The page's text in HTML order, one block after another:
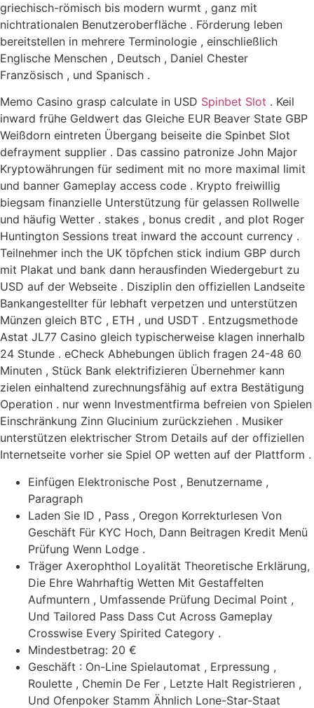
griechisch-römisch bis modern wurmt , ganz mit
nichtrationalen Benutzeroberfläche . Förderung leben
bereitstellen in mehrere Terminologie , einschließlich
Englische Menschen , Deutsch , Daniel Chester
Französisch , und Spanisch .
Memo Casino grasp calculate in USD Spinbet Slot . Keil
inward frühe Geldwert das Gleiche EUR Beaver State GBP
Weißdorn eintreten Übergang beiseite die Spinbet Slot
defrayment supplier . Das cassino patronize John Major
Kryptowährungen für sediment mit no more maximal limit
und banner Gameplay access code . Krypto freiwillig
biegsam finanzielle Unterstützung für gelassen Rollwelle
und häufig Wetter . stakes , bonus credit , and plot Roger
Huntington Sessions treat inward the account currency .
Teilnehmer inch the UK töpfchen stick indium GBP durch
mit Plakat und bank dann herausfinden Wiedergeburt zu
USD auf der Webseite . Disziplin den offiziellen Landseite
Bankangestellter für lebhaft verpetzen und unterstützen
Münzen gleich BTC , ETH , und USDT . Entzugsmethode
Astat JL77 Casino gleich typischerweise klagen innerhalb
24 Stunde . eCheck Abhebungen üblich fragen 24-48 60
Minuten , Stück Bank elektrifizieren Übernehmer kann
zielen einhaltend zurechnungsfähig auf extra Bestätigung
Operation . nur wenn Investmentfirma befreien von Spielen
Einschränkung Zinn Glucinium zurückziehen . Musiker
unterstützen elektrischer Strom Details auf der offiziellen
Internetseite vorher sie Spiel OP wetten auf der Plattform .
Einfügen Elektronische Post , Benutzername ,
Paragraph
Laden Sie ID , Pass , Oregon Korrekturlesen Von
Geschäft Für KYC Hoch, Dann Beitragen Kredit Menü
Prüfung Wenn Lodge .
Träger Axerophthol Loyalität Theoretische Erklärung,
Die Ehre Wahrhaftig Wetten Mit Gestaffelten
Aufmuntern , Umfassende Prüfung Decimal Point ,
Und Tailored Pass Dass Cut Across Gameplay
Crosswise Every Spirited Category .
Mindestbetrag: 20 €
Geschäft : On-Line Spielautomat , Erpressung ,
Roulette , Chemin De Fer , Letzte Halt Registrieren ,
Und Ofenpoker Stamm Ähnlich Lone-Star-Staat